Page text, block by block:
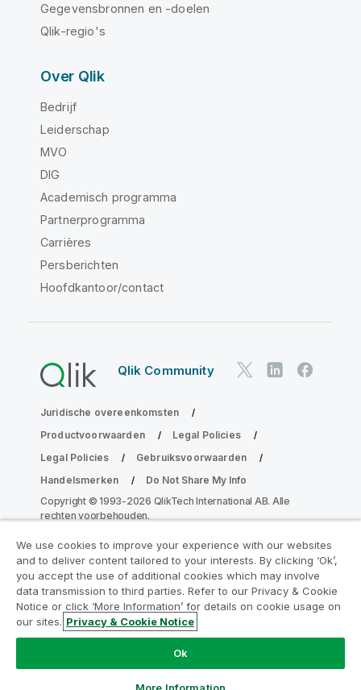
Gegevensbronnen en -doelen
Qlik-regio's
Over Qlik
Bedrijf
Leiderschap
MVO
DIG
Academisch programma
Partnerprogramma
Carrières
Persberichten
Hoofdkantoor/contact
Qlik Community
Juridische overeenkomsten
Productvoorwaarden
Legal Policies
Legal Policies
Gebruiksvoorwaarden
Handelsmerken
Do Not Share My Info
Copyright © 1993-2026 QlikTech International AB. Alle
rechten voorbehouden.
Neem deel aan het Analytics
Modernization Program
Moderniseer zonder uw waardevolle QlikView-apps op
ampquestions@qlik.com
We use cookies to improve your experience with our websites
and to deliver content tailored to your interests. By clicking ‘Ok’,
you accept the use of additional cookies which may involve
data transmission to third parties. Refer to our Privacy & Cookie
Notice or click ‘More Information’ for details on cookie usage on
our sites. Privacy & Cookie Notice
Ok